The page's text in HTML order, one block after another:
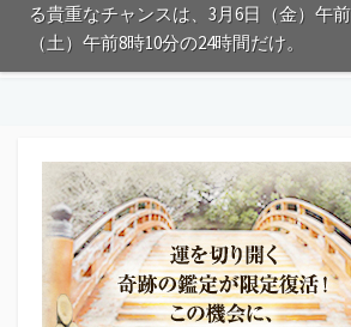
る貴重なチャンスは、3月6日（金）午
（土）午前8時10分の24時間だけ。